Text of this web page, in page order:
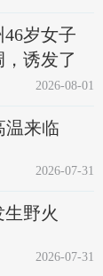
岁女子
诱发了
2026-08-01
温来临
2026-07-31
野火
2026-07-31